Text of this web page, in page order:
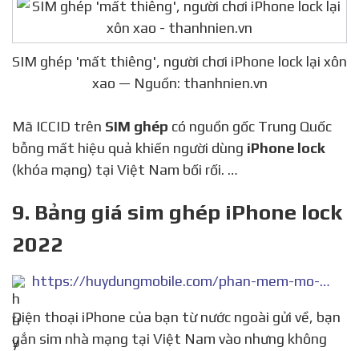
SIM ghép 'mất thiêng', người chơi iPhone lock lại xôn
xao — Nguồn: thanhnien.vn
Mã ICCID trên SIM ghép có nguồn gốc Trung Quốc
bỗng mất hiệu quả khiến người dùng iPhone lock
(khóa mạng) tại Việt Nam bối rối. …
9. Bảng giá sim ghép iPhone lock
2022
https://huydungmobile.com/phan-mem-mo-mang/sim-ghep-iphone-lock/
Điện thoại iPhone của bạn từ nước ngoài gửi về, bạn
gắn sim nhà mạng tại Việt Nam vào nhưng không